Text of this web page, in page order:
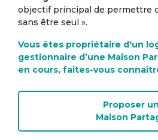
objectif principal de permettre
sans être seul ».
Vous êtes propriétaire d'un
gestionnaire d’une Maison
en cours, faites-vous
Proposer
Maison